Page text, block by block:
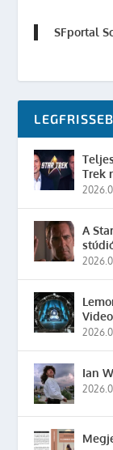
SFportal
Trek
A
Ian